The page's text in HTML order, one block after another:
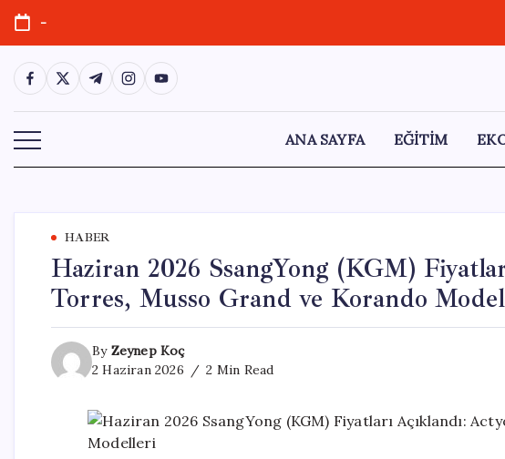
Skip
content
-
https://www.facebook.com/
https://twitter.com/
https://t.me/
https://www.instagram.com/
https://youtube.com/
ANA SAYFA EĞİTİM
HABER
Haziran 2026 SsangYong (KGM)
Torres, Musso Grand ve Korando
By Zeynep Koç
2 Haziran 2026
2 Min Read